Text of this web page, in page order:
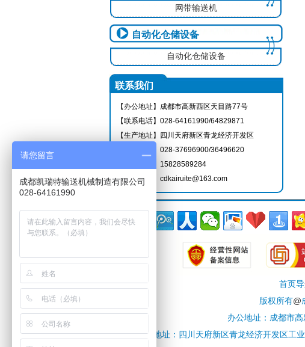
网带输送机
自动化仓储设备
自动化仓储设备
联系我们
【办公地址】成都市高新西区天目路77号
【联系电话】028-64161990/64829871
【生产地址】四川天府新区青龙经济开发区
【联系电话】028-37696900/36496620
【服务热线】15828589284
【电子邮件】cdkairuite@163.com
首页
版权所有@
办公地址：成都市
生产地址：四川天府新区青龙经济开发区工
请您留言
成都凯瑞特输送机械制造有限公司
028-64161990